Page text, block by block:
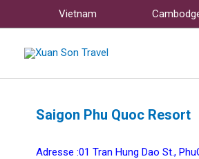
Vietnam
Saigon Phu Quoc Resort
Adresse :01 Tran Hung Dao St.,